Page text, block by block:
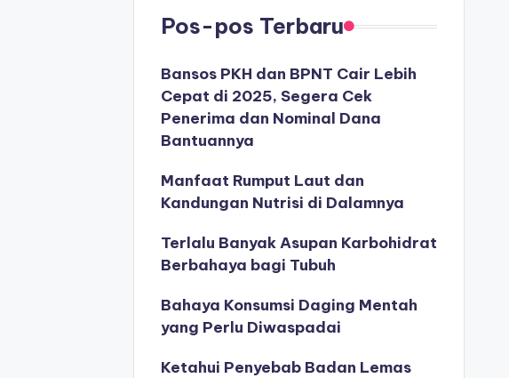
Pos-pos Terbaru
Bansos PKH dan BPNT Cair Lebih
Cepat di 2025, Segera Cek
Penerima dan Nominal Dana
Bantuannya
Manfaat Rumput Laut dan
Kandungan Nutrisi di Dalamnya
Terlalu Banyak Asupan Karbohidrat
Berbahaya bagi Tubuh
Bahaya Konsumsi Daging Mentah
yang Perlu Diwaspadai
Ketahui Penyebab Badan Lemas